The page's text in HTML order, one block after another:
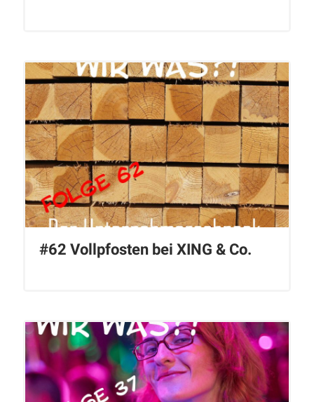
#62 Vollpfosten bei XING & Co.